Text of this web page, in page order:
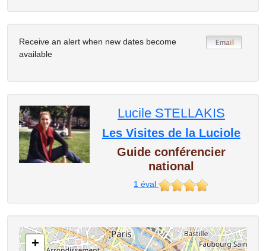
Receive an alert when new dates become
available
Lucile STELLAKIS
Les Visites de la Luciole
Guide conférencier
national
1 éval
+